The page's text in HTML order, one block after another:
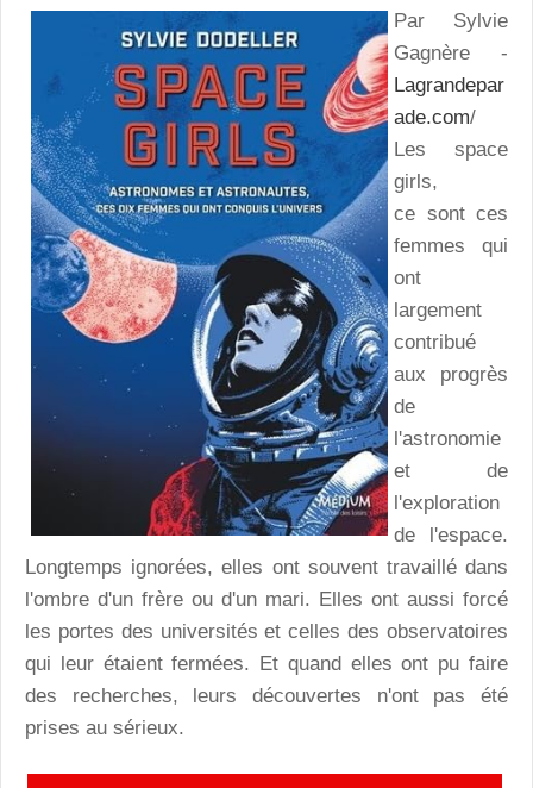
Par Sylvie
Gagnère -
Lagrandepar
ade.com/
Les space
girls,
ce sont ces
femmes qui
ont
largement
contribué
aux progrès
de
l'astronomie
et de
l'exploration
de l'espace.
Longtemps ignorées, elles ont souvent travaillé dans
l'ombre d'un frère ou d'un mari. Elles ont aussi forcé
les portes des universités et celles des observatoires
qui leur étaient fermées. Et quand elles ont pu faire
des recherches, leurs découvertes n'ont pas été
prises au sérieux.